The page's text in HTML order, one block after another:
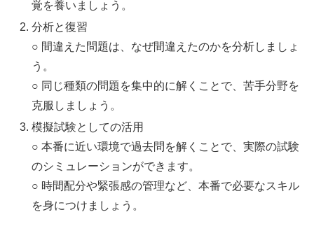
覚を養いましょう。
分析と復習
○ 間違えた問題は、なぜ間違えたのかを分析しましょ
う。
○ 同じ種類の問題を集中的に解くことで、苦手分野を
克服しましょう。
模擬試験としての活用
○ 本番に近い環境で過去問を解くことで、実際の試験
のシミュレーションができます。
○ 時間配分や緊張感の管理など、本番で必要なスキル
を身につけましょう。